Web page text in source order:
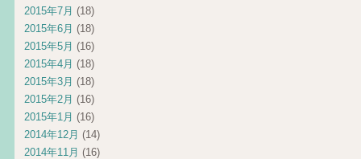
2015年7月 (18)
2015年6月 (18)
2015年5月 (16)
2015年4月 (18)
2015年3月 (18)
2015年2月 (16)
2015年1月 (16)
2014年12月 (14)
2014年11月 (16)